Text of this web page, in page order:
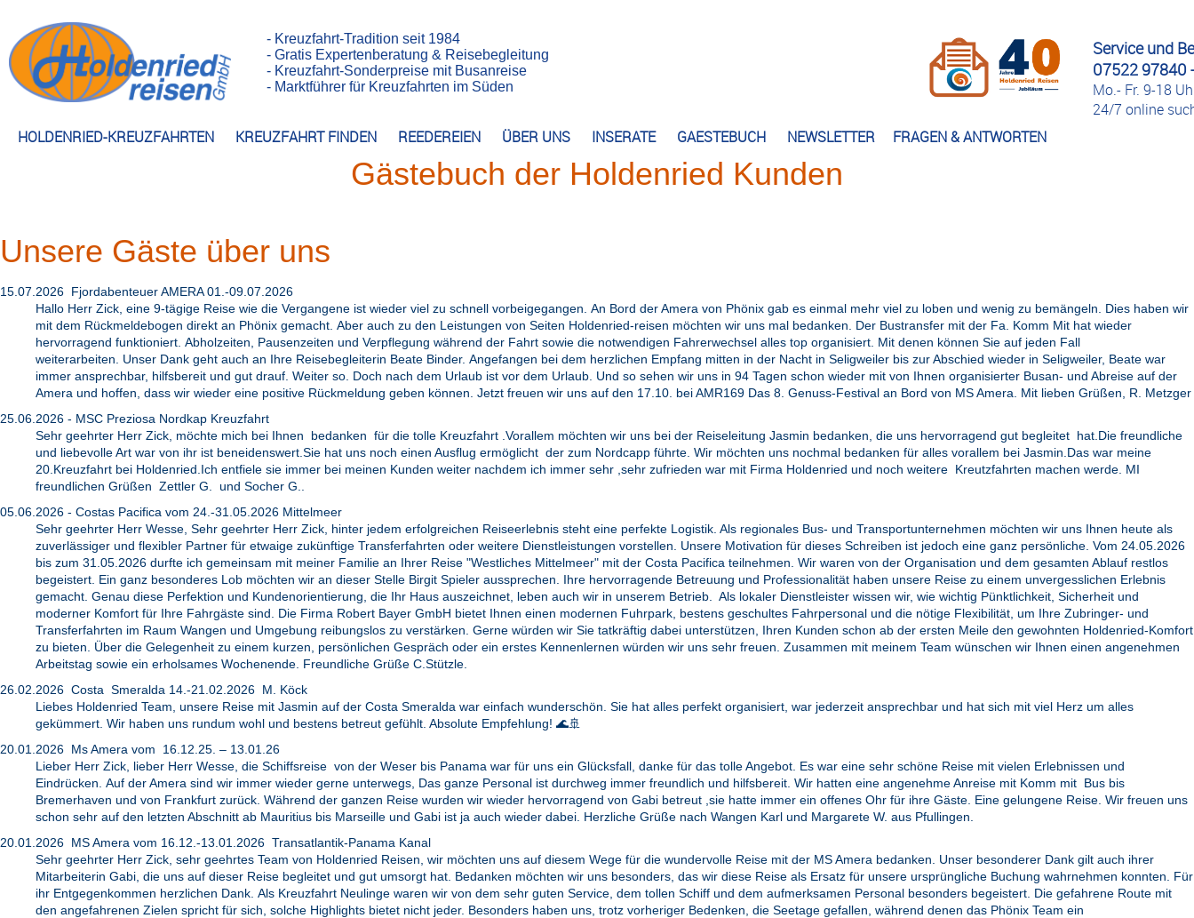
HOLDENRIED-KREUZFAHRTEN KREUZFAHRT FINDEN REEDEREIEN ÜBER UNS INSERATE GAESTEBUCH NEWSLETTER FRAGEN & ANTWORTEN
Service und
07522 97840
Mo.- Fr. 9-18
24/7 online
- Kreuzfahrt-Tradition seit 1984
- Gratis Expertenberatung & Reisebegleitung
- Kreuzfahrt-Sonderpreise mit Busanreise
- Marktführer für Kreuzfahrten im Süden
Gästebuch der Holdenried Kunden
Unsere Gäste über uns
15.07.2026 Fjordabenteuer AMERA 01.-09.07.2026
Hallo Herr Zick, eine 9-tägige Reise wie die Vergangene ist wieder viel zu schnell vorbeigegangen. An Bord der Amera von Phönix gab es einmal mehr viel zu loben und wenig zu bemängeln. Dies haben wir
mit dem Rückmeldebogen direkt an Phönix gemacht. Aber auch zu den Leistungen von Seiten Holdenried-reisen möchten wir uns mal bedanken. Der Bustransfer mit der Fa. Komm Mit hat wieder
hervorragend funktioniert. Abholzeiten, Pausenzeiten und Verpflegung während der Fahrt sowie die notwendigen Fahrerwechsel alles top organisiert. Mit denen können Sie auf jeden Fall
weiterarbeiten. Unser Dank geht auch an Ihre Reisebegleiterin Beate Binder. Angefangen bei dem herzlichen Empfang mitten in der Nacht in Seligweiler bis zur Abschied wieder in Seligweiler, Beate war
immer ansprechbar, hilfsbereit und gut drauf. Weiter so. Doch nach dem Urlaub ist vor dem Urlaub. Und so sehen wir uns in 94 Tagen schon wieder mit von Ihnen organisierter Busan- und Abreise auf der
Amera und hoffen, dass wir wieder eine positive Rückmeldung geben können. Jetzt freuen wir uns auf den 17.10. bei AMR169 Das 8. Genuss-Festival an Bord von MS Amera. Mit lieben Grüßen, R. Metzger
25.06.2026 - MSC Preziosa Nordkap Kreuzfahrt
Sehr geehrter Herr Zick, möchte mich bei Ihnen bedanken für die tolle Kreuzfahrt .Vorallem möchten wir uns bei der Reiseleitung Jasmin bedanken, die uns hervorragend gut begleitet hat.Die freundliche
und liebevolle Art war von ihr ist beneidenswert.Sie hat uns noch einen Ausflug ermöglicht der zum Nordcapp führte. Wir möchten uns nochmal bedanken für alles vorallem bei Jasmin.Das war meine
20.Kreuzfahrt bei Holdenried.Ich entfiele sie immer bei meinen Kunden weiter nachdem ich immer sehr ,sehr zufrieden war mit Firma Holdenried und noch weitere Kreutzfahrten machen werde. MI
freundlichen Grüßen Zettler G. und Socher G..
05.06.2026 - Costas Pacifica vom 24.-31.05.2026 Mittelmeer
Sehr geehrter Herr Wesse, Sehr geehrter Herr Zick, hinter jedem erfolgreichen Reiseerlebnis steht eine perfekte Logistik. Als regionales Bus- und Transportunternehmen möchten wir uns Ihnen heute als
zuverlässiger und flexibler Partner für etwaige zukünftige Transferfahrten oder weitere Dienstleistungen vorstellen. Unsere Motivation für dieses Schreiben ist jedoch eine ganz persönliche. Vom 24.05.2026
bis zum 31.05.2026 durfte ich gemeinsam mit meiner Familie an Ihrer Reise "Westliches Mittelmeer" mit der Costa Pacifica teilnehmen. Wir waren von der Organisation und dem gesamten Ablauf restlos
begeistert. Ein ganz besonderes Lob möchten wir an dieser Stelle Birgit Spieler aussprechen. Ihre hervorragende Betreuung und Professionalität haben unsere Reise zu einem unvergesslichen Erlebnis
gemacht. Genau diese Perfektion und Kundenorientierung, die Ihr Haus auszeichnet, leben auch wir in unserem Betrieb. Als lokaler Dienstleister wissen wir, wie wichtig Pünktlichkeit, Sicherheit und
moderner Komfort für Ihre Fahrgäste sind. Die Firma Robert Bayer GmbH bietet Ihnen einen modernen Fuhrpark, bestens geschultes Fahrpersonal und die nötige Flexibilität, um Ihre Zubringer- und
Transferfahrten im Raum Wangen und Umgebung reibungslos zu verstärken. Gerne würden wir Sie tatkräftig dabei unterstützen, Ihren Kunden schon ab der ersten Meile den gewohnten Holdenried-Komfort
zu bieten. Über die Gelegenheit zu einem kurzen, persönlichen Gespräch oder ein erstes Kennenlernen würden wir uns sehr freuen. Zusammen mit meinem Team wünschen wir Ihnen einen angenehmen
Arbeitstag sowie ein erholsames Wochenende. Freundliche Grüße C.Stützle.
26.02.2026 Costa Smeralda 14.-21.02.2026 M. Köck
Liebes Holdenried Team, unsere Reise mit Jasmin auf der Costa Smeralda war einfach wunderschön. Sie hat alles perfekt organisiert, war jederzeit ansprechbar und hat sich mit viel Herz um alles
gekümmert. Wir haben uns rundum wohl und bestens betreut gefühlt. Absolute Empfehlung! 🌊🚢
20.01.2026 Ms Amera vom 16.12.25. – 13.01.26
Lieber Herr Zick, lieber Herr Wesse, die Schiffsreise von der Weser bis Panama war für uns ein Glücksfall, danke für das tolle Angebot. Es war eine sehr schöne Reise mit vielen Erlebnissen und
Eindrücken. Auf der Amera sind wir immer wieder gerne unterwegs, Das ganze Personal ist durchweg immer freundlich und hilfsbereit. Wir hatten eine angenehme Anreise mit Komm mit Bus bis
Bremerhaven und von Frankfurt zurück. Während der ganzen Reise wurden wir wieder hervorragend von Gabi betreut ,sie hatte immer ein offenes Ohr für ihre Gäste. Eine gelungene Reise. Wir freuen uns
schon sehr auf den letzten Abschnitt ab Mauritius bis Marseille und Gabi ist ja auch wieder dabei. Herzliche Grüße nach Wangen Karl und Margarete W. aus Pfullingen.
20.01.2026 MS Amera vom 16.12.-13.01.2026 Transatlantik-Panama Kanal
Sehr geehrter Herr Zick, sehr geehrtes Team von Holdenried Reisen, wir möchten uns auf diesem Wege für die wundervolle Reise mit der MS Amera bedanken. Unser besonderer Dank gilt auch ihrer
Mitarbeiterin Gabi, die uns auf dieser Reise begleitet und gut umsorgt hat. Bedanken möchten wir uns besonders, das wir diese Reise als Ersatz für unsere ursprüngliche Buchung wahrnehmen konnten. Für
ihr Entgegenkommen herzlichen Dank. Als Kreuzfahrt Neulinge waren wir von dem sehr guten Service, dem tollen Schiff und dem aufmerksamen Personal besonders begeistert. Die gefahrene Route mit
den angefahrenen Zielen spricht für sich, solche Highlights bietet nicht jeder. Besonders haben uns, trotz vorheriger Bedenken, die Seetage gefallen, während denen das Phönix Team ein